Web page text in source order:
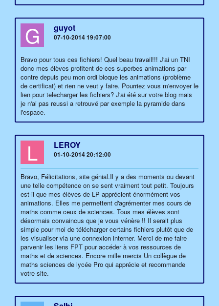
G guyot
07-10-2014 19:07:00
Bravo pour tous ces fichiers! Quel beau travail!!! J'ai un TNI
donc mes élèves profitent de ces superbes animations par
contre depuis peu mon ordi bloque les animations (problème
de certificat) et rien ne veut y faire. Pourriez vous m'envoyer le
lien pour telecharger les fichiers? J'ai été sur votre blog mais
je n'ai pas reussi a retrouvé par exemple la pyramide dans
l'espace.
L LEROY
01-10-2014 20:12:00
Bravo, Félicitations, site génial.Il y a des moments ou devant
une telle compétence on se sent vraiment tout petit. Toujours
est-il que mes élèves de LP apprécient énormément vos
animations. Elles me permettent d'agrémenter mes cours de
maths comme ceux de sciences. Tous mes élèves sont
désormais convaincus que je vous vénère !! Il serait plus
simple pour moi de télécharger certains fichiers plutôt que de
les visualiser via une connexion interner. Merci de me faire
parvenir les liens FPT pour accéder à vos ressources de
maths et de sciences. Encore mille mercis Un collègue de
maths sciences de lycée Pro qui apprécie et recommande
votre site.